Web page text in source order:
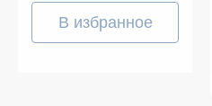
В избранное